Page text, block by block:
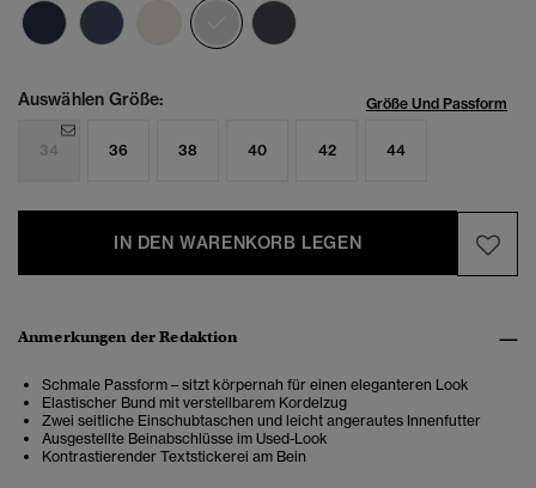
Ausgewählt
Auswählen Größe: Größe Und Passform
34 36 38 40 42 44
IN DEN WARENKORB LEGEN
Anmerkungen der Redaktion
Schmale Passform – sitzt körpernah für einen eleganteren Look
Elastischer Bund mit verstellbarem Kordelzug
Zwei seitliche Einschubtaschen und leicht angerautes Innenfutter
Ausgestellte Beinabschlüsse im Used-Look
Kontrastierender Textstickerei am Bein